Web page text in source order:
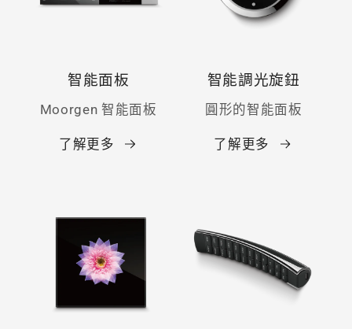
智能面板
Moorgen 智能面板
了解更多
智能調光旋鈕
圓形的智能面板
了解更多